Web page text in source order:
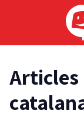
Articles